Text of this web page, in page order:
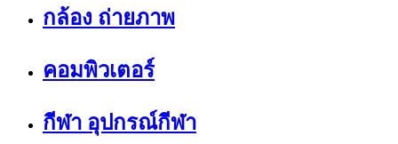
กล้อง ถ่ายภาพ
คอมพิวเตอร์
กีฬา อุปกรณ์กีฬา